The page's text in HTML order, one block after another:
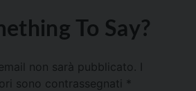
To Say?
non sarà pubblicato.
sono contrassegnati *